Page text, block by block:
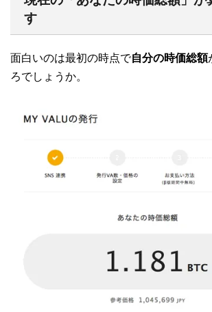
す
面白いのは最初の時点で自分の時価総額
ろでしょうか。